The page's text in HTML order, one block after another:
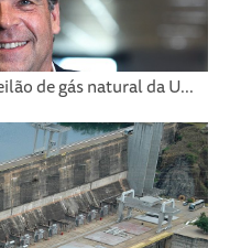
de gás natural da U...